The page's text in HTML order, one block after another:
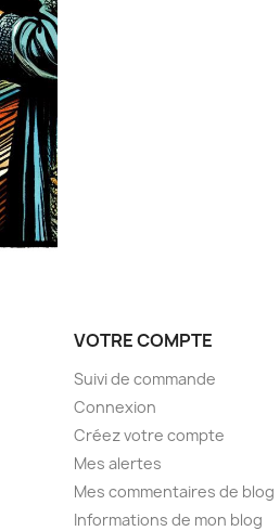
VOTRE COMPTE
Suivi de commande
Connexion
Créez votre compte
Mes alertes
Mes commentaires de blog
Informations de mon blog